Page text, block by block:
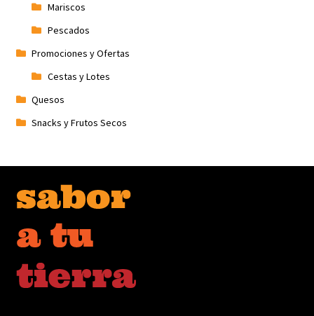
Mariscos
Pescados
Promociones y Ofertas
Cestas y Lotes
Quesos
Snacks y Frutos Secos